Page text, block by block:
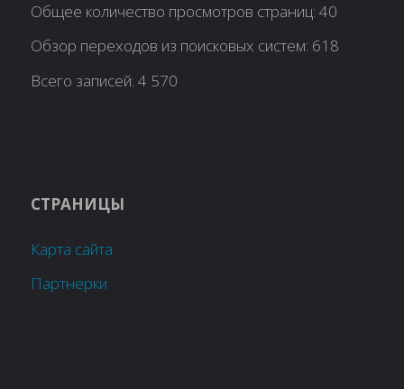
Общее количество просмотров страниц:40
Обзор переходов из поисковых систем: 618
Всего записей:4 570
СТРАНИЦЫ
Карта сайта
Партнёрки